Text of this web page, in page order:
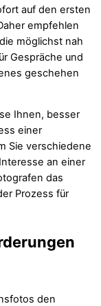
auf den ersten
empfehlen
möglichst nah
Gespräche und
geschehen
Ihnen, besser
einer
Sie verschiedene
an einer
das
Prozess für
den